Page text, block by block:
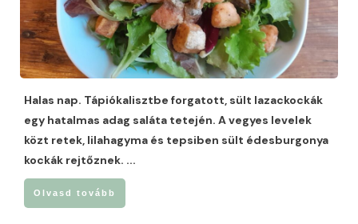
Halas nap. Tápiókalisztbe forgatott, sült lazackockák
egy hatalmas adag saláta tetején. A vegyes levelek
közt retek, lilahagyma és tepsiben sült édesburgonya
kockák rejtőznek. ...
Olvasd tovább